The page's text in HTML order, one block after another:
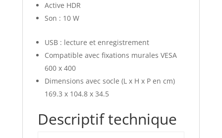
Active HDR
Son : 10 W
USB : lecture et enregistrement
Compatible avec fixations murales VESA
600 x 400
Dimensions avec socle (L x H x P en cm)
169.3 x 104.8 x 34.5
Descriptif technique